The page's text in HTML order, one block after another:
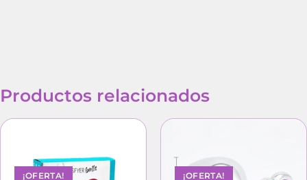
Productos relacionados
¡OFERTA! ¡OFERTA!